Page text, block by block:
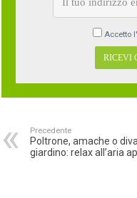
Accetto
Precedente
Poltrone, amache o
giardino: relax all’aria